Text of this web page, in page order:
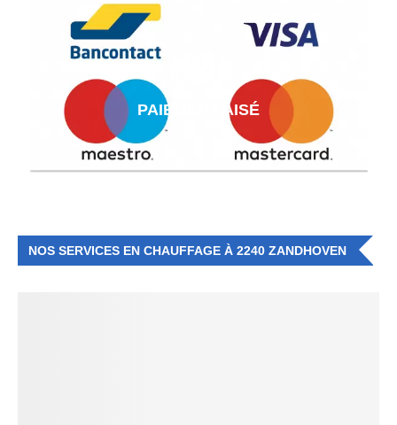
PAIEMENT AISÉ
NOS SERVICES EN CHAUFFAGE À 2240 ZANDHOVEN